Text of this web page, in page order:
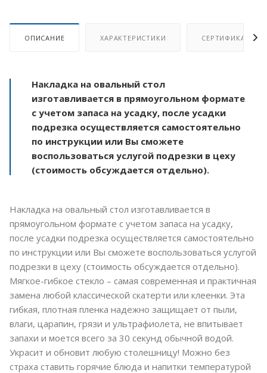
ОПИСАНИЕ ХАРАКТЕРИСТИКИ СЕРТИФИКАТ
Накладка на овальный стол
изготавливается в прямоугольном формате
с учетом запаса на усадку, после усадки
подрезка осуществляется самостоятельно
по инструкции или Вы сможете
воспользоваться услугой подрезки в цеху
(стоимость обсуждается отдельно).
Накладка на овальный стол изготавливается в
прямоугольном формате с учетом запаса на усадку,
после усадки подрезка осуществляется самостоятельно
по инструкции или Вы сможете воспользоваться услугой
подрезки в цеху (стоимость обсуждается отдельно).
Мягкое-гибкое стекло – самая современная и практичная
замена любой классической скатерти или клеенки. Эта
гибкая, плотная пленка надежно защищает от пыли,
влаги, царапин, грязи и ультрафиолета, не впитывает
запахи и моется всего за 30 секунд обычной водой.
Украсит и обновит любую столешницу! Можно без
страха ставить горячие блюда и напитки температурой